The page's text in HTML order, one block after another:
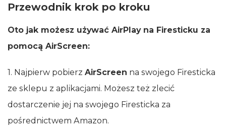
Przewodnik krok po kroku
Oto jak możesz używać AirPlay na Firesticku za
pomocą AirScreen:
1. Najpierw pobierz AirScreen na swojego Firesticka
ze sklepu z aplikacjami. Możesz też zlecić
dostarczenie jej na swojego Firesticka za
pośrednictwem Amazon.